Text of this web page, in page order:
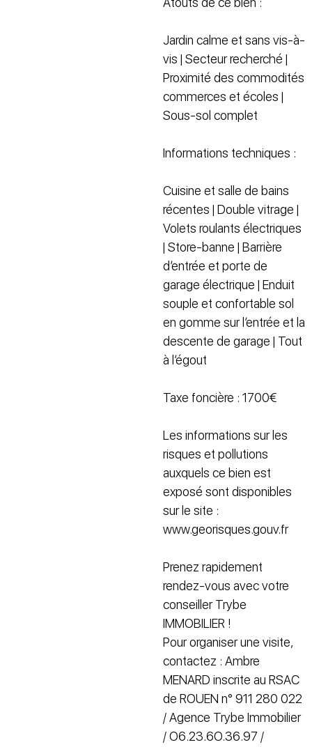
Jardin calme et sans vis-à-
vis | Secteur recherché |
Proximité des commodités
commerces et écoles |
Sous-sol complet
Informations techniques :
Cuisine et salle de bains
récentes | Double vitrage |
Volets roulants électriques
| Store-banne | Barrière
d’entrée et porte de
garage électrique | Enduit
souple et confortable sol
en gomme sur l’entrée et la
descente de garage | Tout
à l’égout
Taxe foncière : 1700€
Les informations sur les
risques et pollutions
auxquels ce bien est
exposé sont disponibles
sur le site :
www.georisques.gouv.fr
Prenez rapidement
rendez-vous avec votre
conseiller Trybe
IMMOBILIER !
Pour organiser une visite,
contactez : Ambre
MENARD inscrite au RSAC
de ROUEN n° 911 280 022
/ Agence Trybe Immobilier
/ O6.23.6O.36.97 /